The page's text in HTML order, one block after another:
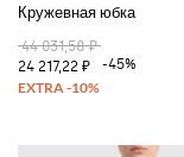
Кружевная юбка
44 031,58 ₽
24 217,22 ₽
-45%